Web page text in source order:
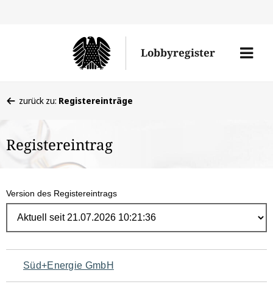
Lobbyregister
Menü
befinden
hier:
zurück zu: Registereinträge
Registereintrag
Version des Registereintrags
Navigation
Süd+Energie GmbH